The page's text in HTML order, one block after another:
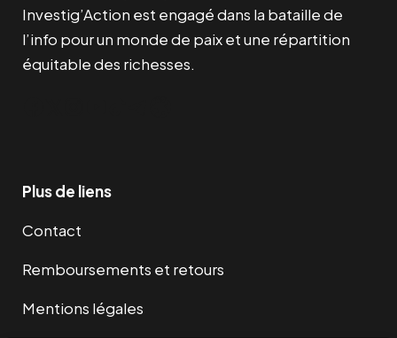
Investig’Action est engagé dans la bataille de
l’info pour un monde de paix et une répartition
équitable des richesses.
Plus de liens
Contact
Remboursements et retours
Mentions légales